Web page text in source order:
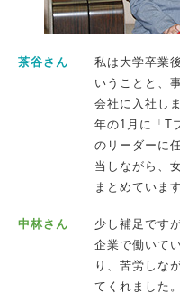
茶谷さん
私は大学卒業
いうことと、
会社に入社し
年の1月に「T
のリーダーに
当しながら、
まとめています
中林さん
少し補足です
企業で働いて
り、苦労しな
てくれました。